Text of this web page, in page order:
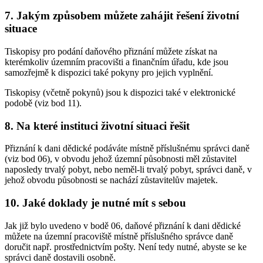
7. Jakým způsobem můžete zahájit řešení životní
situace
Tiskopisy pro podání daňového přiznání můžete získat na
kterémkoliv územním pracovišti a finančním úřadu, kde jsou
samozřejmě k dispozici také pokyny pro jejich vyplnění.
Tiskopisy (včetně pokynů) jsou k dispozici také v elektronické
podobě (viz bod 11).
8. Na které instituci životní situaci řešit
Přiznání k dani dědické podáváte místně příslušnému správci daně
(viz bod 06), v obvodu jehož územní působnosti měl zůstavitel
naposledy trvalý pobyt, nebo neměl-li trvalý pobyt, správci daně, v
jehož obvodu působnosti se nachází zůstavitelův majetek.
10. Jaké doklady je nutné mít s sebou
Jak již bylo uvedeno v bodě 06, daňové přiznání k dani dědické
můžete na územní pracoviště místně příslušného správce daně
doručit např. prostřednictvím pošty. Není tedy nutné, abyste se ke
správci daně dostavili osobně.